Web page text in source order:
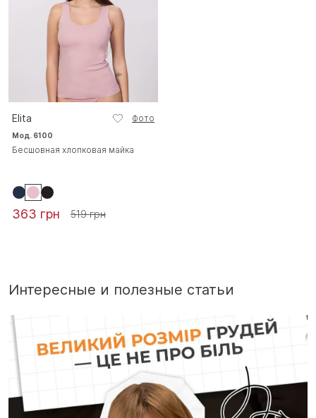
Elita Фото
Мод. 6100
Бесшовная хлопковая майка
363 грн 519 грн
Интересные и полезные статьи